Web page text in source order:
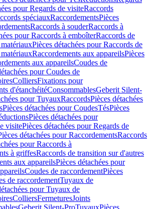
pour Regards de visiteRaccords
spéciauxRaccordementsPièces
Raccords à souderRaccords à
pour Raccords à emboîterRaccords de
Pièces détachées pour Raccords de
Raccordements aux appareilsPièces
aux appareilsCoudes de
pour Coudes de
ColliersFixations pour
d'étanchéitéConsommablesGeberit Silent-
pour TuyauxRaccordsPièces détachées
Pièces détachées pour CoudesTésPièces
Pièces détachées pour
visitePièces détachées pour Regards de
détachées pour RaccordementsRaccords
pour Raccords à
à griffesRaccords de transition sur d'autres
aux appareilsPièces détachées pour
Coudes de raccordementPièces
de raccordementTuyaux de
pour Tuyaux de
ColliersFermeturesJoints
Geberit Silent-ProTuyauxPièces